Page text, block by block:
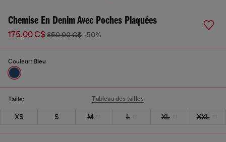
Chemise En Denim Avec Poches Plaquées
175,00 C$350,00 C$ -50%
Couleur: Bleu
Taille: Tableau des tailles
XS S M L XL XXL